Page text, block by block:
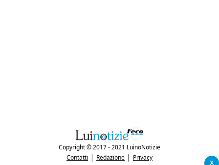
x
Copyright © 2017 - 2021 LuinoNotizie
Contatti | Redazione | Privacy